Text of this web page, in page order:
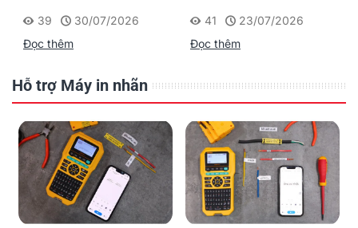
Supvan G15M Pro
41
23/07/2026
Đọc thêm
dấu một lần, tra cứu
trọn đời công trình
214
20/07/2026
Đọc thêm
Hỗ trợ Máy in nhãn